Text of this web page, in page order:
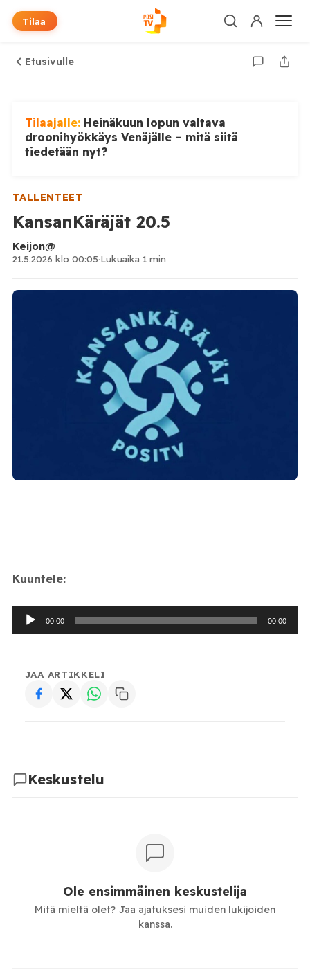
Tilaa
Etusivulle
Tilaajalle: Heinäkuun lopun valtava
droonihyökkäys Venäjälle – mitä siitä
tiedetään nyt?
TALLENTEET
KansanKäräjät 20.5
Keijon@
21.5.2026 klo 00:05·Lukuaika 1 min
Kuuntele:
Äänitoistin
00:00 00:00
JAA ARTIKKELI
Keskustelu
Ole ensimmäinen keskustelija
Mitä mieltä olet? Jaa ajatuksesi muiden lukijoiden
kanssa.